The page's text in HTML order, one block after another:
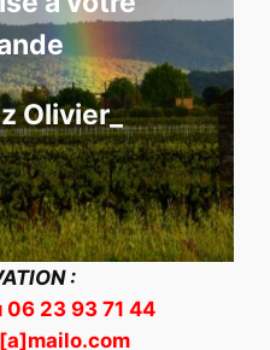
Olivier_
:
06 23 93 71 44